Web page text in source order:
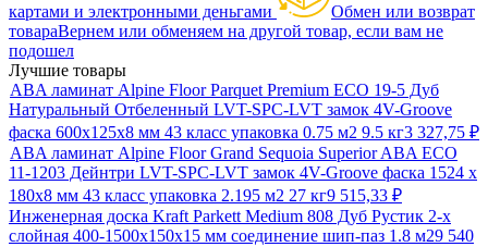
картами и электронными деньгами
Обмен или возврат
товараВернем или обменяем на другой товар, если вам не
подошел
Лучшие товары
ABA ламинат Alpine Floor Parquet Premium ECO 19-5 Дуб
Натуральный Отбеленный LVT-SPC-LVT замок 4V-Groove
фаска 600х125х8 мм 43 класс упаковка 0.75 м2 9.5 кг3 327,75 ₽
ABA ламинат Alpine Floor Grand Sequoia Superior ABA ECO
11-1203 Дейнтри LVT-SPC-LVT замок 4V-Groove фаска 1524 х
180х8 мм 43 класс упаковка 2.195 м2 27 кг9 515,33 ₽
Инженерная доска Kraft Parkett Medium 808 Дуб Рустик 2-х
слойная 400-1500х150х15 мм соединение шип-паз 1.8 м29 540